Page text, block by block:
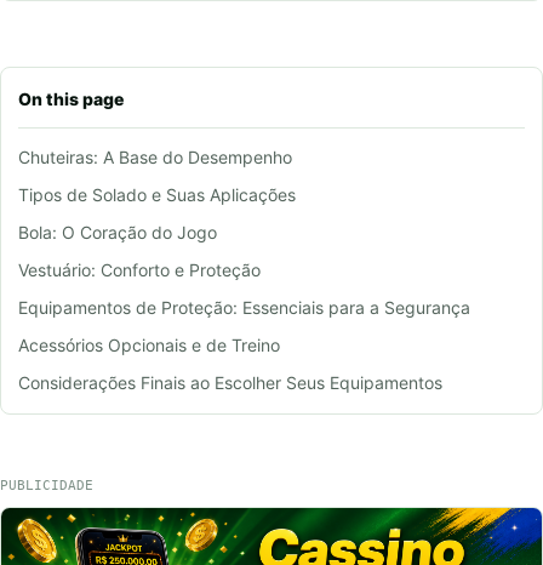
On this page
Chuteiras: A Base do Desempenho
Tipos de Solado e Suas Aplicações
Bola: O Coração do Jogo
Vestuário: Conforto e Proteção
Equipamentos de Proteção: Essenciais para a Segurança
Acessórios Opcionais e de Treino
Considerações Finais ao Escolher Seus Equipamentos
PUBLICIDADE